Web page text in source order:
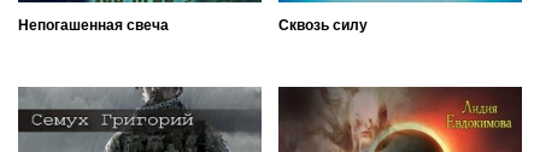
Непогашенная свеча Сквозь силу